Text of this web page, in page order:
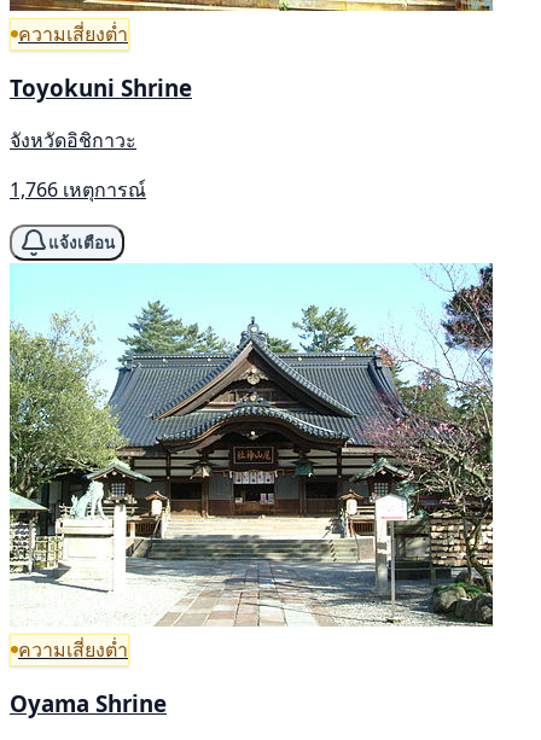
ความเสี่ยงต่ำ
Toyokuni Shrine
จังหวัดอิชิกาวะ
1,766 เหตุการณ์
แจ้งเตือน
ความเสี่ยงต่ำ
Oyama Shrine